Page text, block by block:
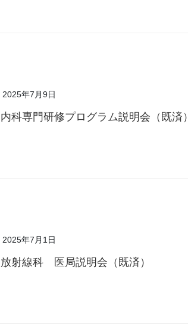
2025年7月9日
内科専門研修プログラム説明会（既済）
2025年7月1日
放射線科 医局説明会（既済）